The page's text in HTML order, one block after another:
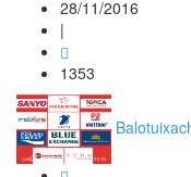
28/11/2016
|
1353